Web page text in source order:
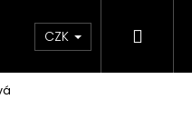
Doplňky Novinky
CZK Hledat